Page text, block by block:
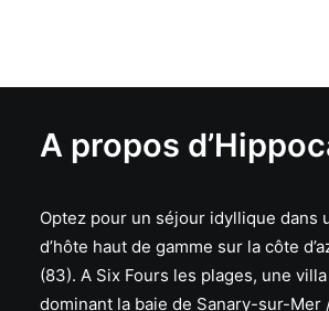
A propos
Optez pour un séjour idyllique dans
d’hôte haut de gamme sur la côte
(83). A Six Fours les plages, une
dominant la baie de Sanary-sur-Mer